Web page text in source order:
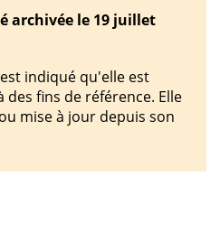
archivée le 19 juillet
indiqué qu'elle est
fins de référence. Elle
mise à jour depuis son